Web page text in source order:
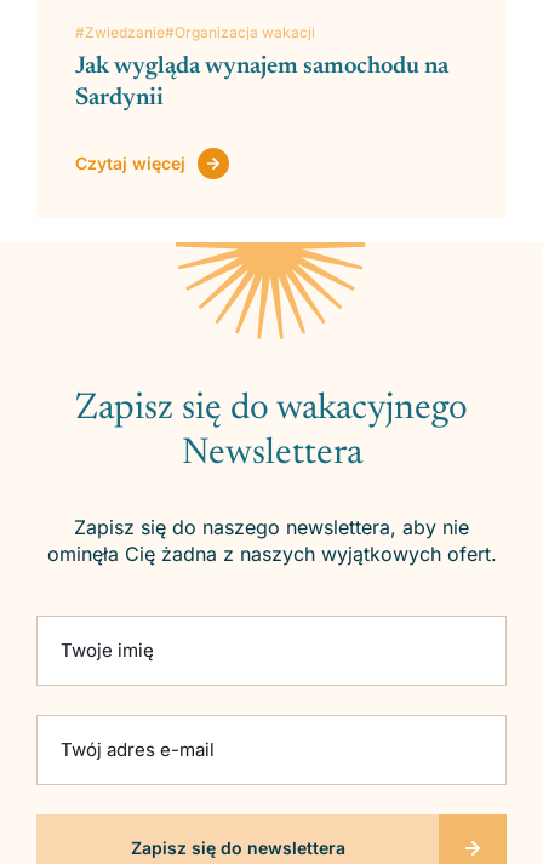
#Zwiedzanie#Organizacja wakacji
Jak wygląda wynajem samochodu na
Sardynii
Czytaj więcej
Zapisz się do wakacyjnego
Newslettera
Zapisz się do naszego newslettera, aby nie
ominęła Cię żadna z naszych wyjątkowych ofert.
Twoje imię
Twój adres e-mail